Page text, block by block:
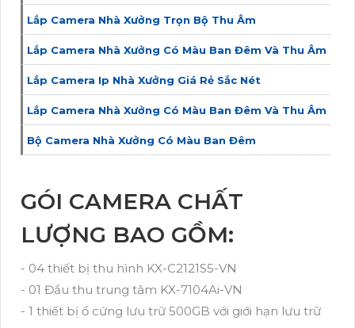
Lắp Camera Nhà Xưởng Trọn Bộ Thu Âm
Lắp Camera Nhà Xưởng Có Màu Ban Đêm Và Thu Âm
Lắp Camera Ip Nhà Xưởng Giá Rẻ Sắc Nét
Lắp Camera Nhà Xưởng Có Màu Ban Đêm Và Thu Âm
Bộ Camera Nhà Xưởng Có Màu Ban Đêm
GÓI CAMERA CHẤT
LƯỢNG BAO GỒM:
- 04 thiết bị thu hình KX-C2121S5-VN
- 01 Đầu thu trung tâm KX-7104Ai-VN
- 1 thiết bị ổ cứng lưu trữ 500GB với giới hạn lưu trữ